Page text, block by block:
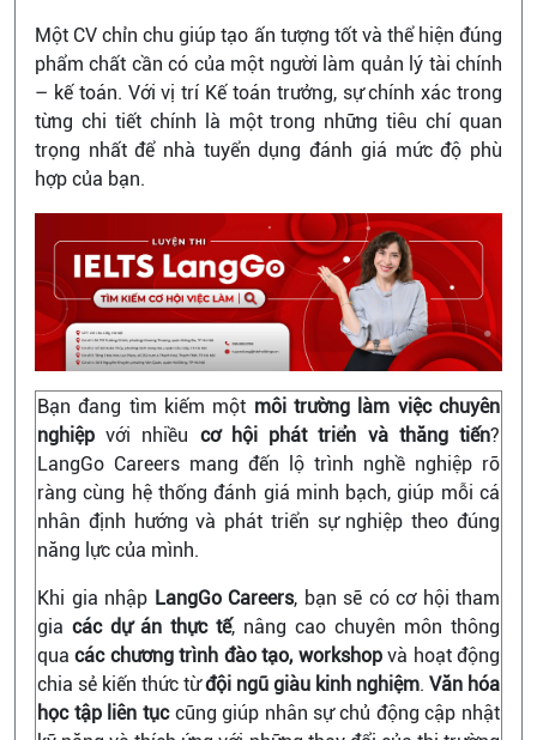
Một CV chỉn chu giúp tạo ấn tượng tốt và thể hiện đúng
phẩm chất cần có của một người làm quản lý tài chính
– kế toán. Với vị trí Kế toán trưởng, sự chính xác trong
từng chi tiết chính là một trong những tiêu chí quan
trọng nhất để nhà tuyển dụng đánh giá mức độ phù
hợp của bạn.
Bạn đang tìm kiếm một môi trường làm việc chuyên
nghiệp với nhiều cơ hội phát triển và thăng tiến?
LangGo Careers mang đến lộ trình nghề nghiệp rõ
ràng cùng hệ thống đánh giá minh bạch, giúp mỗi cá
nhân định hướng và phát triển sự nghiệp theo đúng
năng lực của mình.
Khi gia nhập LangGo Careers, bạn sẽ có cơ hội tham
gia các dự án thực tế, nâng cao chuyên môn thông
quacác chương trình đào tạo, workshopvà hoạt động
chia sẻ kiến thức từđội ngũ giàu kinh nghiệm. Văn hóa
học tập liên tụccũng giúp nhân sự chủ động cập nhật